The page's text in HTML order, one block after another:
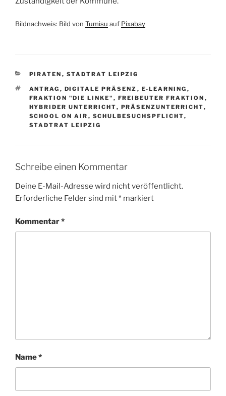
Bildnachweis: Bild von Tumisu auf Pixabay
KATEGORIEN
PIRATEN , STADTRAT LEIPZIG
SCHLAGWÖRTER
ANTRAG , DIGITALE PRÄSENZ , E-LEARNING ,
FRAKTION "DIE LINKE" , FREIBEUTER FRAKTION ,
HYBRIDER UNTERRICHT, PRÄSENZUNTERRICHT,
SCHOOL ON AIR , SCHULBESUCHSPFLICHT,
STADTRAT LEIPZIG
Schreibe einen Kommentar
Deine E-Mail-Adresse wird nicht veröffentlicht.
Erforderliche Felder sind mit* markiert
Kommentar*
Name*